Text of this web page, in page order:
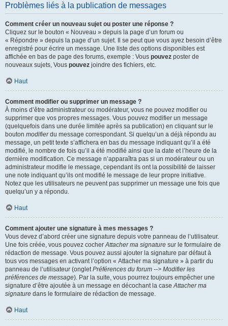
Problèmes liés à la publication de messages
Comment créer un nouveau sujet ou poster une réponse ?
Cliquez sur le bouton « Nouveau » depuis la page d’un forum ou
« Répondre » depuis la page d’un sujet. Il se peut que vous ayez besoin d’être
enregistré pour écrire un message. Une liste des options disponibles est
affichée en bas de page des forums, exemple : Vous pouvez poster de
nouveaux sujets, Vous pouvez joindre des fichiers, etc.
Haut
Comment modifier ou supprimer un message ?
À moins d’être administrateur ou modérateur, vous ne pouvez modifier ou
supprimer que vos propres messages. Vous pouvez modifier un message
(quelquefois dans une durée limitée après sa publication) en cliquant sur le
bouton modifierdu message correspondant. Si quelqu’un a déjà répondu au
message, un petit texte s’affichera en bas du message indiquant qu’il a été
modifié, le nombre de fois qu’il a été modifié ainsi que la date et l’heure de la
dernière modification. Ce message n’apparaîtra pas si un modérateur ou un
administrateur modifie le message, cependant ils ont la possibilité de laisser
une note indiquant qu’ils ont modifié le message de leur propre initiative.
Notez que les utilisateurs ne peuvent pas supprimer un message une fois que
quelqu’un y a répondu.
Haut
Comment ajouter une signature à mes messages ?
Vous devez d’abord créer une signature depuis votre panneau de l’utilisateur.
Une fois créée, vous pouvez cocher Attacher ma signature sur le formulaire de
rédaction de message. Vous pouvez aussi ajouter la signature par défaut à
tous vos messages en activant l’option « Attacher ma signature » à partir du
panneau de l’utilisateur (onglet Préférences du forum --> Modifier les
préférences de message). Par la suite, vous pourrez toujours empêcher une
signature d’être ajoutée à un message en décochant la case Attacher ma
signature dans le formulaire de rédaction de message.
Haut